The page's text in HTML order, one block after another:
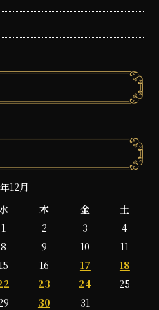
12月
木 金
土
1
2 3
4
8 9 10
11
15 16 17
18
23 24
25
30 31